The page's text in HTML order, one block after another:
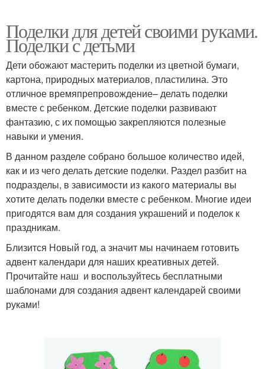
Поделки для детей своими руками.
Поделки с детьми
Дети обожают мастерить поделки из цветной бумаги,
картона, природных материалов, пластилина. Это
отличное времяпрепровождение– делать поделки
вместе с ребенком. Детские поделки развивают
фантазию, с их помощью закрепляются полезные
навыки и умения.
В данном разделе собрано большое количество идей,
как и из чего делать детские поделки. Раздел разбит на
подразделы, в зависимости из какого материалы вы
хотите делать поделки вместе с ребенком. Многие идеи
пригодятся вам для создания украшений и поделок к
праздникам.
Близится Новый год, а значит мы начинаем готовить
адвент календари для наших креативных детей.
Прочитайте наш и воспользуйтесь бесплатными
шаблонами для создания адвент календарей своими
руками!